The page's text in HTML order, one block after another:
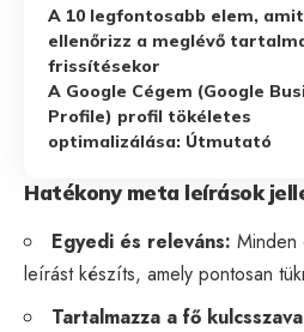
A 10 legfontosabb elem, amit
ellenőrizz a meglévő
frissítésekor
A Google Cégem (Google
Profile) profil tökéletes
optimalizálása: Útmutató
Hatékony meta leírások
Egyedi és releváns: Minden
leírást készíts, amely pontosan
Tartalmazza a fő